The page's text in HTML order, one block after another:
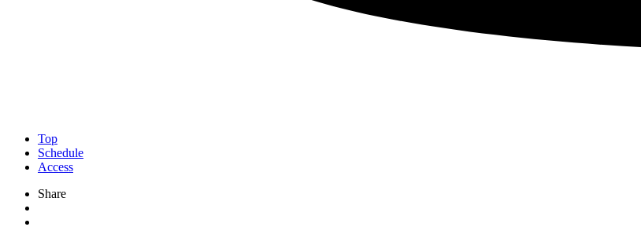
Top
Schedule
Access
Share